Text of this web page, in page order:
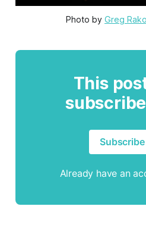
Photo by Greg
This
Already have an